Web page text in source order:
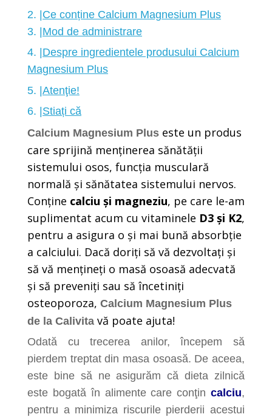
2. |Ce conține Calcium Magnesium Plus
3. |Mod de administrare
4. | Despre ingredientele produsului Calcium
Magnesium Plus
5. |Atenţie!
6. | Stiați că
Calcium Magnesium Plus este un produs
care sprijină menținerea sănătății
sistemului osos, funcția musculară
normală și sănătatea sistemului nervos.
Conține calciu și magneziu, pe care le-am
suplimentat acum cu vitaminele D3 și K2,
pentru a asigura o și mai bună absorbție
a calciului. Dacă doriți să vă dezvoltați și
să vă mențineți o masă osoasă adecvată
și să preveniți sau să încetiniți
osteoporoza, Calcium Magnesium Plus
de la Calivita vă poate ajuta!
Odată cu trecerea anilor, începem să
pierdem treptat din masa osoasă. De aceea,
este bine să ne asigurăm că dieta zilnică
este bogată în alimente care conţin calciu,
pentru a minimiza riscurile pierderii acestui